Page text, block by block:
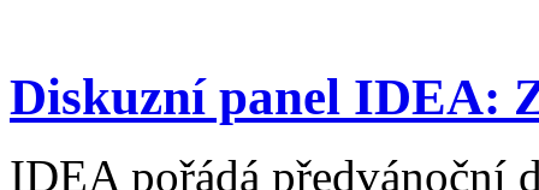
Diskuzní panel IDEA:
IDEA pořádá předvánoční